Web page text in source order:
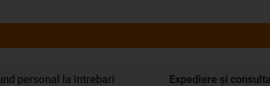
personal la întrebari Expediere și